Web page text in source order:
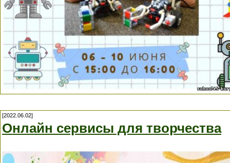
[2022.06.02]
Онлайн сервисы для творчества